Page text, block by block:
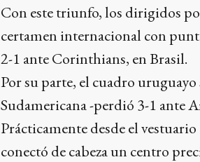
Con este triunfo, los dirigidos
certamen internacional con
2-1 ante Corinthians, en Brasil.
Por su parte, el cuadro
Sudamericana -perdió 3-1 ante
Prácticamente desde el
conectó de cabeza un centro